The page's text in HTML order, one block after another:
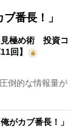
番長！」
見極め術 投資コ
回】
倒的な情報量が
がカブ番長！」